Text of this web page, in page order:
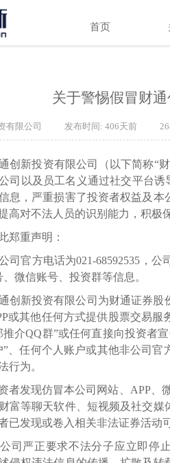
首页
关于警惕假冒财
有限公司 发布时间: 406天前
创新投资有限公司（以下简称“
司以及员工名义通过社交平台
息，严重损害了投资者权益及
高对不法人员的识别能力，积极
郑重声明：
司官方电话为021-68592535，公
微信账号、投资群等信息。
创新投资有限公司为财通证券股
或其他任何方式提供股票交易
推介QQ群”或任何直接向投资者
”、任何个人账户或其他非公司
行为。
者发现仿冒本公司网站、 APP、
富等聊天软件、短视频及社交
已发现或卷入相关非法证券活动
公司严正要求不法分子应立即